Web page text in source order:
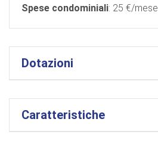
Spese condominiali: 25 €/mese
Dotazioni
Caratteristiche